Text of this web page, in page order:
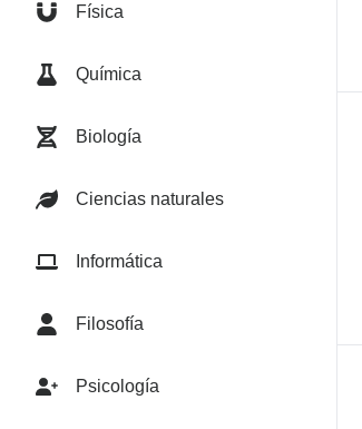
Física
Química
Biología
Ciencias naturales
Informática
Filosofía
Psicología